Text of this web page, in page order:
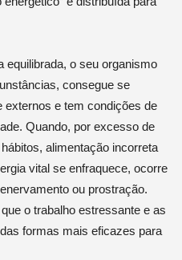
equilibrada, o seu organismo
consegue se
externos e tem condições de
Quando, por excesso de
alimentação incorreta
vital se enfraquece, ocorre
ou prostração.
o trabalho estressante e as
formas mais eficazes para